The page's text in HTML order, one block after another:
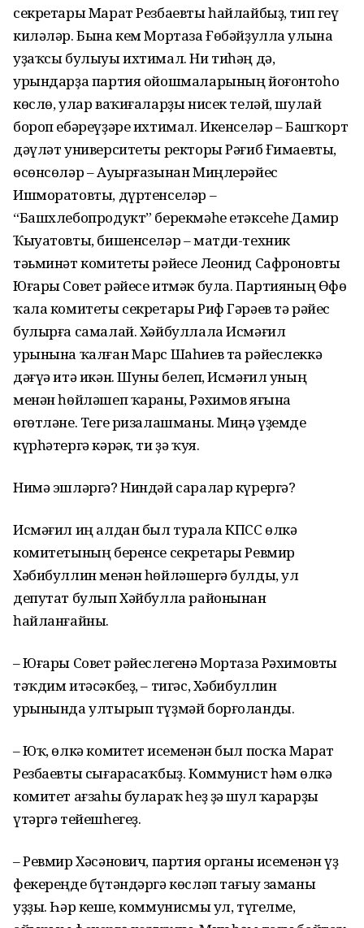
секретары Марат Резбаевты һайлайбыҙ, тип геү
киләләр. Бына кем Мортаза Ғөбәйҙулла улына
уҙаҡсы булыуы ихтимал. Ни тиһәң дә,
урындарҙа партия ойошма­ларының йоғонтоһо
көслө, улар ваҡиғаларҙы нисек теләй, шулай
бороп ебәреүҙәре ихтимал. Икенселәр – Баш­ҡорт
дәүләт университеты ректоры Рәғиб Ғи­маевты,
өсөнсөләр – Ауырғазынан Миң­лерәйес
Ишморатовты, дүртенселәр –
“Башхлебопродукт” берекмәһе етәксеһе Дамир
Ҡыуатовты, бишенселәр – матди-техник
тәьминәт комитеты рәйесе Леонид Сафроновты
Юғары Совет рәйесе итмәк була. Партияның Өфө
ҡала комитеты секретары Риф Гәрәев тә рәйес
булырға самалай. Хәйбуллала Исмә­ғил
урынына ҡалған Марс Шаһиев та рәйеслеккә
дәғүә итә икән. Шуны белеп, Исмәғил уның
менән һөйләшеп ҡараны, Рәхимов яғына
өгөтләне. Теге ризалашманы. Миңә үҙемде
күрһәтергә кәрәк, ти ҙә ҡуя.
Нимә эшләргә? Ниндәй саралар күрергә?
Исмәғил иң алдан был турала КПСС өлкә
комитетының беренсе секретары Ревмир
Хәбибуллин менән һөйләшергә булды, ул
депутат булып Хәйбулла районынан
һайланғайны.
– Юғары Совет рәйеслегенә Мортаза Рә­химовты
тәҡдим итәсәкбеҙ, – тигәс, Хәби­буллин
урынында ултырып түҙмәй бор­ғоланды.
– Юҡ, өлкә комитет исеменән был посҡа Марат
Резбаевты сығарасаҡбыҙ. Коммунист һәм өлкә
комитет ағзаһы булараҡ һеҙ ҙә шул ҡарарҙы
үтәргә тейешһегеҙ.
– Ревмир Хәсәнович, партия органы исе­менән үҙ
фекереңде бүтәндәргә көсләп тағыу заманы
уҙҙы. Һәр кеше, коммунисмы ул, түгелме,